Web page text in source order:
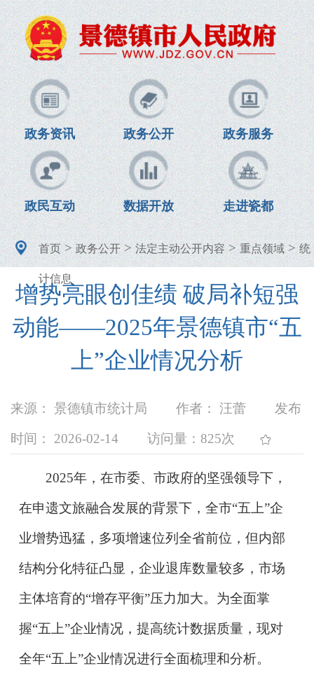
政务资讯 政务公开 政务服务
政民互动 数据开放 走进瓷都
首页>政务公开>法定主动公开内容>重点领域>统
计信息
增势亮眼创佳绩 破局补短强
动能——2025年景德镇市“五
上”企业情况分析
来源： 景德镇市统计局 作者： 汪蕾 发布
时间： 2026-02-14 访问量： 825次
2025年，在市委、市政府的坚强领导下，
在申遗文旅融合发展的背景下，全市“五上”企
业增势迅猛，多项增速位列全省前位，但内部
结构分化特征凸显，企业退库数量较多，市场
主体培育的“增存平衡”压力加大。为全面掌
握“五上”企业情况，提高统计数据质量，现对
全年“五上”企业情况进行全面梳理和分析。